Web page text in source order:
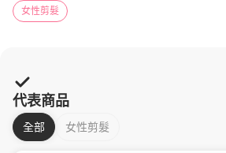
女性剪髮
代表商品
全部 女性剪髮